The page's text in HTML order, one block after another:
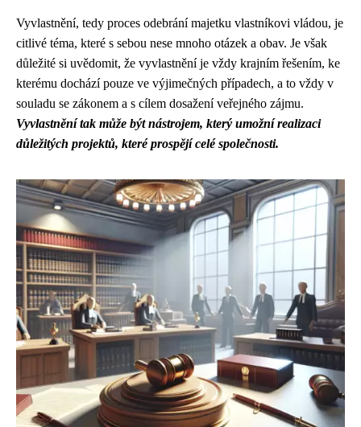
Vyvlastnění, tedy proces odebrání majetku vlastníkovi vládou, je
citlivé téma, které s sebou nese mnoho otázek a obav. Je však
důležité si uvědomit, že vyvlastnění je vždy krajním řešením, ke
kterému dochází pouze ve výjimečných případech, a to vždy v
souladu se zákonem a s cílem dosažení veřejného zájmu.
Vyvlastnění tak může být nástrojem, který umožní realizaci
důležitých projektů, které prospějí celé společnosti.